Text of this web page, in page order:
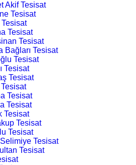
Akif Tesisat
Tesisat
Tesisat
Tesisat
Tesisat
Bağları Tesisat
Tesisat
Tesisat
Tesisat
Tesisat
Tesisat
Tesisat
Tesisat
Tesisat
Tesisat
Tesisat